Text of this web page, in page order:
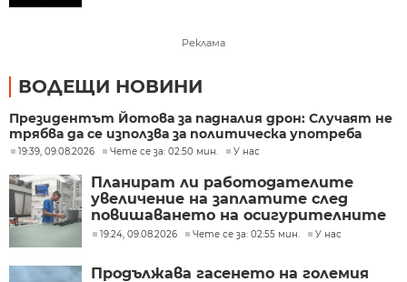
Реклама
ВОДЕЩИ НОВИНИ
Президентът Йотова за падналия дрон: Случаят не
трябва да се използва за политическа употреба
19:39, 09.08.2026 Чете се за: 02:50 мин. У нас
Планират ли работодателите
увеличение на заплатите след
повишаването на осигурителните
прагове?
19:24, 09.08.2026 Чете се за: 02:55 мин. У нас
Продължава гасенето на големия